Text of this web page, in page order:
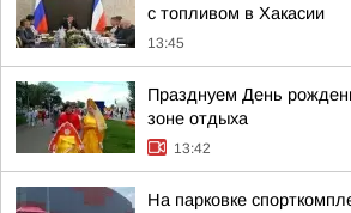
с топливом в Хакасии
13:45
Празднуем День
зоне отдыха
13:42
На парковке